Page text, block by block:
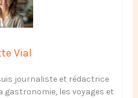
Vial
journaliste et rédactrice
gastronomie, les voyages et